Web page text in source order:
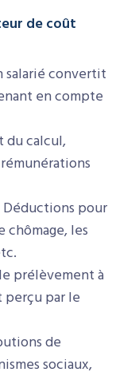
de coût
salarié convertit
en compte
du calcul,
Déductions pour
chômage, les
prélèvement à
perçu par le
de
sociaux,